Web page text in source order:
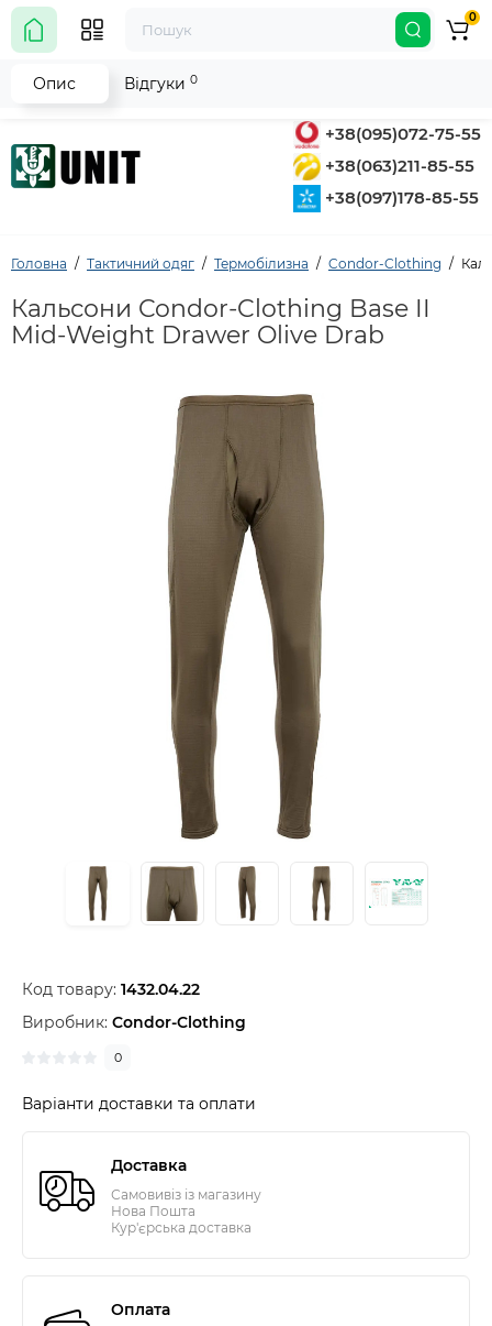
+38(095)072-75-55
+38(063)211-85-55
+38(097)178-85-55
0
Головна Тактичний одяг Термобілизна Condor-Clothing
Кальсони Condor-Clothing Base II
Mid-Weight Drawer Olive Drab
Код товару: 1432.04.22
Виробник: Condor-Clothing
0
Варіанти доставки та оплати
Доставка
Самовивіз із магазину
Нова Пошта
Кур'єрська доставка
Оплата
Опис Відгуки 0